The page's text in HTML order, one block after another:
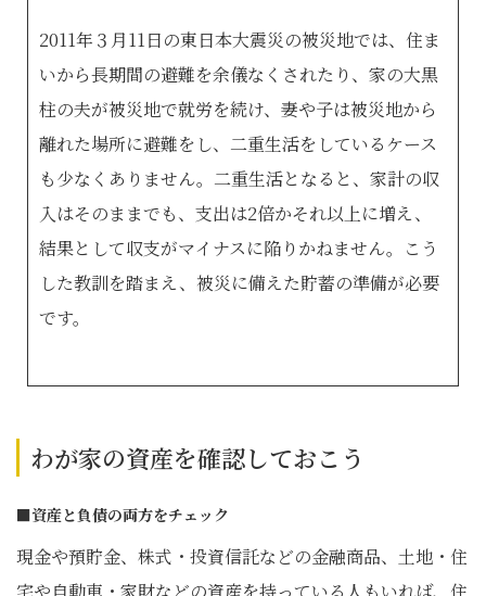
2011年３月11日の東日本大震災の被災地では、住ま
いから長期間の避難を余儀なくされたり、家の大黒
柱の夫が被災地で就労を続け、妻や子は被災地から
離れた場所に避難をし、二重生活をしているケース
も少なくありません。二重生活となると、家計の収
入はそのままでも、支出は2倍かそれ以上に増え、
結果として収支がマイナスに陥りかねません。こう
した教訓を踏まえ、被災に備えた貯蓄の準備が必要
です。
わが家の資産を確認しておこう
■資産と負債の両方をチェック
現金や預貯金、株式・投資信託などの金融商品、土地・住